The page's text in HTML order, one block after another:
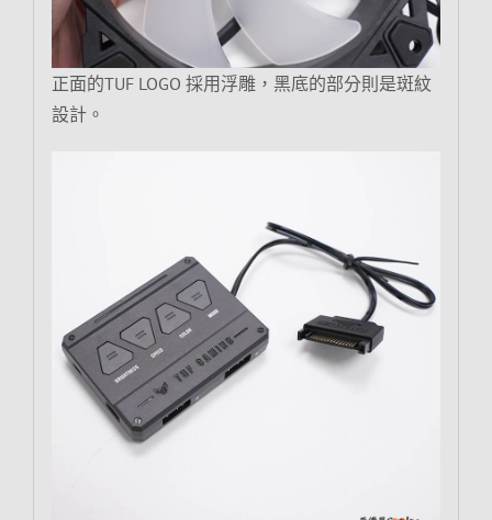
正面的TUF LOGO 採用浮雕，黑底的部分則是斑紋
設計。